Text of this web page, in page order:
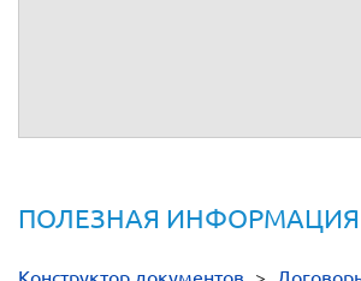
ПОЛЕЗНАЯ ИНФОРМАЦИЯ